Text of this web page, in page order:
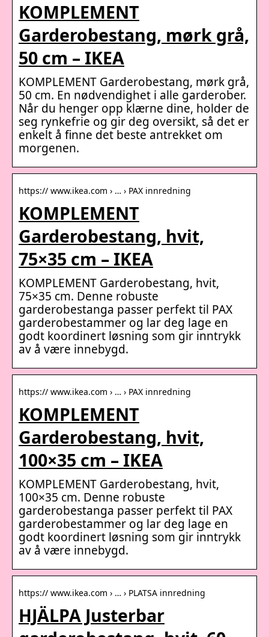
KOMPLEMENT
Garderobestang, mørk grå,
50 cm – IKEA
KOMPLEMENT Garderobestang, mørk grå,
50 cm. En nødvendighet i alle garderober.
Når du henger opp klærne dine, holder de
seg rynkefrie og gir deg oversikt, så det er
enkelt å finne det beste antrekket om
morgenen.
https:// www.ikea.com › … › PAX innredning
KOMPLEMENT
Garderobestang, hvit,
75×35 cm – IKEA
KOMPLEMENT Garderobestang, hvit,
75×35 cm. Denne robuste
garderobestanga passer perfekt til PAX
garderobestammer og lar deg lage en
godt koordinert løsning som gir inntrykk
av å være innebygd.
https:// www.ikea.com › … › PAX innredning
KOMPLEMENT
Garderobestang, hvit,
100×35 cm – IKEA
KOMPLEMENT Garderobestang, hvit,
100×35 cm. Denne robuste
garderobestanga passer perfekt til PAX
garderobestammer og lar deg lage en
godt koordinert løsning som gir inntrykk
av å være innebygd.
https:// www.ikea.com › … › PLATSA innredning
HJÄLPA Justerbar